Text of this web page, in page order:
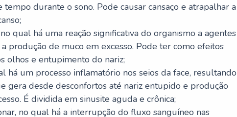
durante o sono. Pode causar cansaço e atrapalhar a
qual há uma reação significativa do organismo a agentes
produção de muco em excesso. Pode ter como efeitos
olhos e entupimento do nariz;
há um processo inflamatório nos seios da face, resultando
gera desde desconfortos até nariz entupido e produção
É dividida em sinusite aguda e crônica;
no qual há a interrupção do fluxo sanguíneo nas